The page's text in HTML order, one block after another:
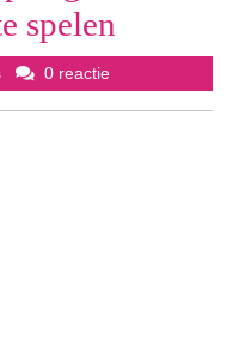
spelen
maanenmuis
0 reactie